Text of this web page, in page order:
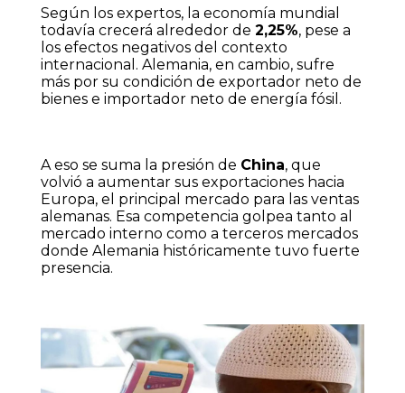
Según los expertos, la economía mundial
todavía crecerá alrededor de 2,25%, pese a
los efectos negativos del contexto
internacional. Alemania, en cambio, sufre
más por su condición de exportador neto de
bienes e importador neto de energía fósil.
A eso se suma la presión de China, que
volvió a aumentar sus exportaciones hacia
Europa, el principal mercado para las ventas
alemanas. Esa competencia golpea tanto al
mercado interno como a terceros mercados
donde Alemania históricamente tuvo fuerte
presencia.